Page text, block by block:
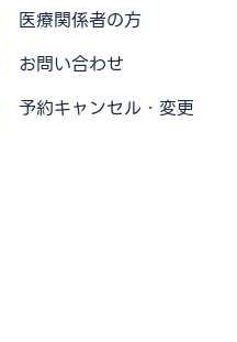
医療関係者の方
お問い合わせ
予約キャンセル・変更